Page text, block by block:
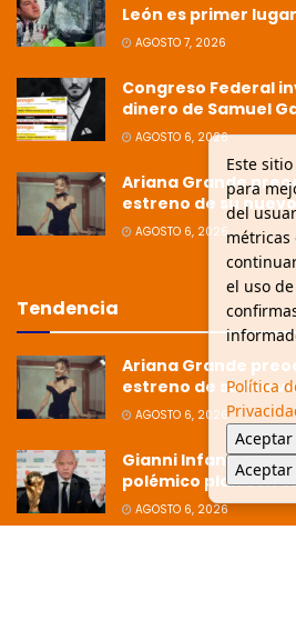
León es primer
AGOSTO 7, 2026
Congreso Federal
dinero de Samuel
AGOSTO 6, 2026
Ariana Grande
estreno de su
AGOSTO 6, 2026
Tendencia
Ariana Grande
estreno de su
AGOSTO 6, 2026
Gianni Infantino
polémico plan con
AGOSTO 6, 2026
Este
para
del
métricas
el uso
Política